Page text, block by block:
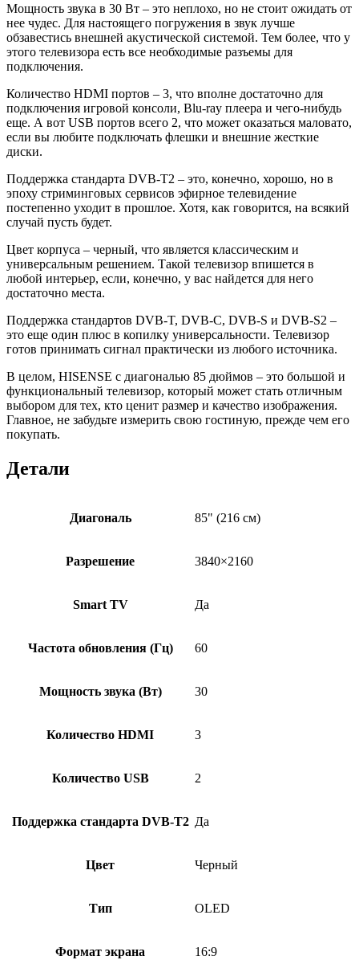
Мощность звука в 30 Вт – это неплохо, но не стоит ожидать от
нее чудес. Для настоящего погружения в звук лучше
обзавестись внешней акустической системой. Тем более, что у
этого телевизора есть все необходимые разъемы для
подключения.
Количество HDMI портов – 3, что вполне достаточно для
подключения игровой консоли, Blu-ray плеера и чего-нибудь
еще. А вот USB портов всего 2, что может оказаться маловато,
если вы любите подключать флешки и внешние жесткие
диски.
Поддержка стандарта DVB-T2 – это, конечно, хорошо, но в
эпоху стриминговых сервисов эфирное телевидение
постепенно уходит в прошлое. Хотя, как говорится, на всякий
случай пусть будет.
Цвет корпуса – черный, что является классическим и
универсальным решением. Такой телевизор впишется в
любой интерьер, если, конечно, у вас найдется для него
достаточно места.
Поддержка стандартов DVB-T, DVB-C, DVB-S и DVB-S2 –
это еще один плюс в копилку универсальности. Телевизор
готов принимать сигнал практически из любого источника.
В целом, HISENSE с диагональю 85 дюймов – это большой и
функциональный телевизор, который может стать отличным
выбором для тех, кто ценит размер и качество изображения.
Главное, не забудьте измерить свою гостиную, прежде чем его
покупать.
Детали
Диагональ 85" (216 см)
Разрешение 3840×2160
Smart TV Да
Частота обновления (Гц) 60
Мощность звука (Вт) 30
Количество HDMI 3
Количество USB 2
Поддержка стандарта DVB-T2 Да
Цвет Черный
Тип OLED
Формат экрана 16:9